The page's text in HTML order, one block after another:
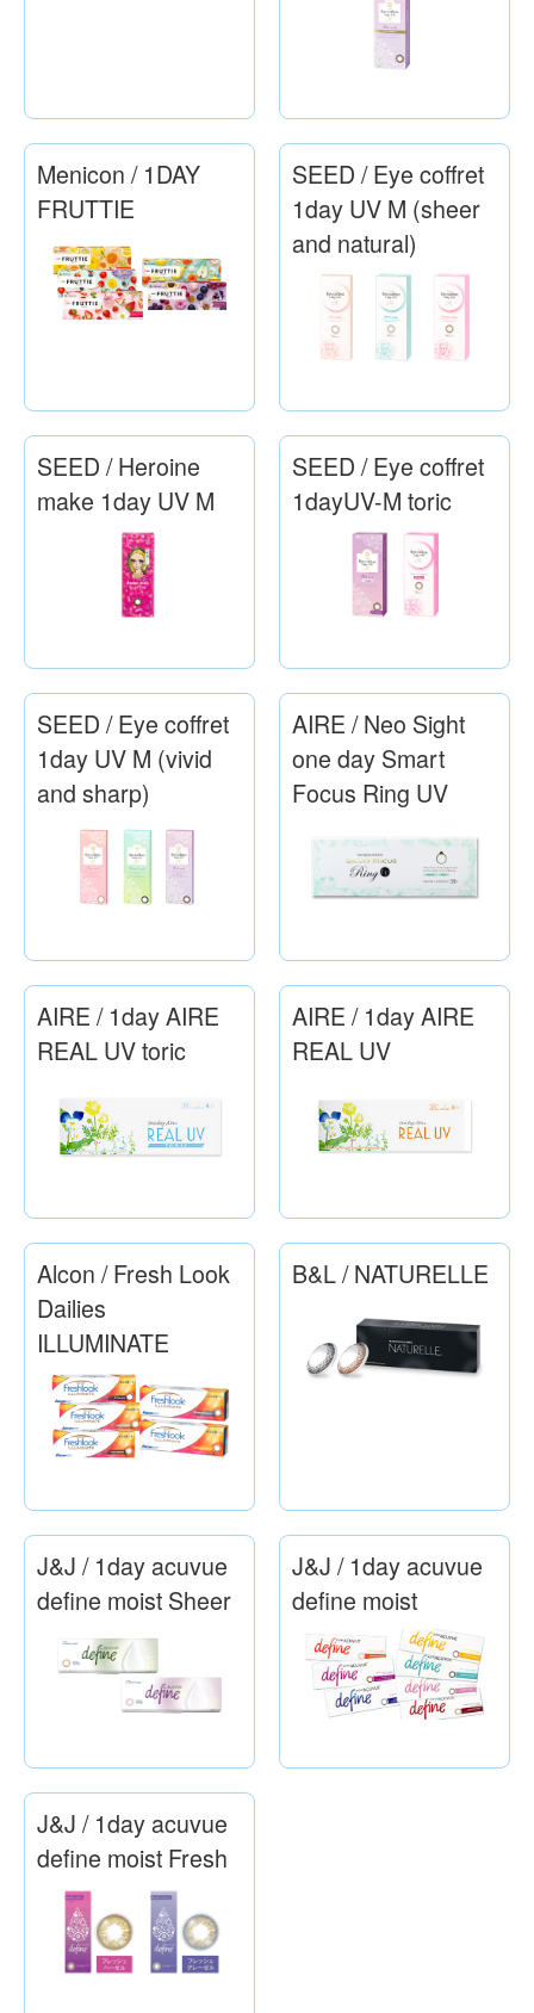
Menicon / 1DAY
FRUTTIE
SEED / Eye coffret
1day UV M (sheer
and natural)
SEED / Heroine
make 1day UV M
SEED / Eye coffret
1dayUV-M toric
SEED / Eye coffret
1day UV M (vivid
and sharp)
AIRE / Neo Sight
one day Smart
Focus Ring UV
AIRE / 1day AIRE
REAL UV toric
AIRE / 1day AIRE
REAL UV
Alcon / Fresh Look
Dailies
ILLUMINATE
B&L / NATURELLE
J&J / 1day acuvue
define moist Sheer
J&J / 1day acuvue
define moist
J&J / 1day acuvue
define moist Fresh